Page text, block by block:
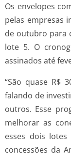
Os envelopes
pelas empresas
de outubro para
lote 5. O
assinados até
“São quase R$
falando de
outros. Esse
melhorar as
esses dois
concessões da